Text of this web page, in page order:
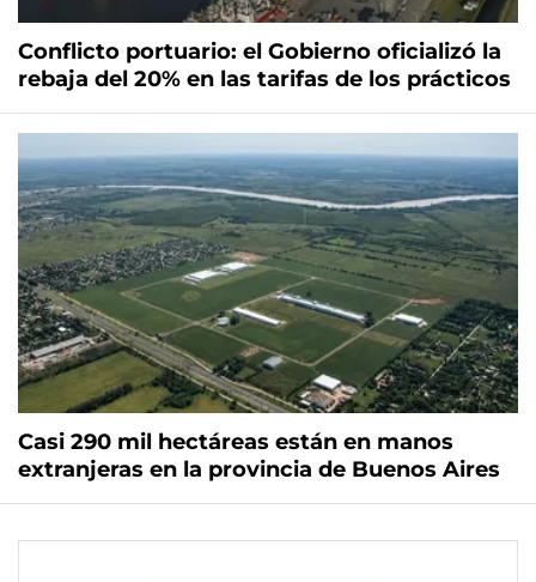
Conflicto portuario: el Gobierno oficializó la
rebaja del 20% en las tarifas de los prácticos
Casi 290 mil hectáreas están en manos
extranjeras en la provincia de Buenos Aires